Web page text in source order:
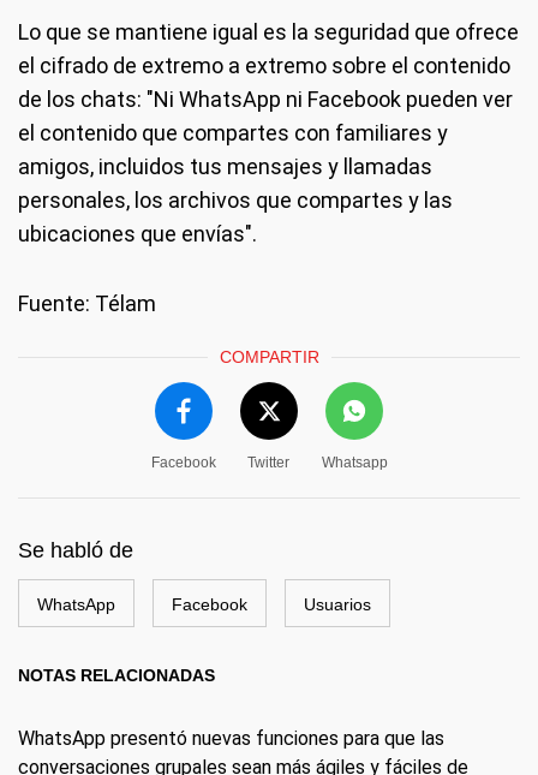
Lo que se mantiene igual es la seguridad que ofrece
el cifrado de extremo a extremo sobre el contenido
de los chats: "Ni WhatsApp ni Facebook pueden ver
el contenido que compartes con familiares y
amigos, incluidos tus mensajes y llamadas
personales, los archivos que compartes y las
ubicaciones que envías".
Fuente: Télam
COMPARTIR
Facebook Twitter Whatsapp
Se habló de
WhatsApp Facebook Usuarios
NOTAS RELACIONADAS
WhatsApp presentó nuevas funciones para que las
conversaciones grupales sean más ágiles y fáciles de